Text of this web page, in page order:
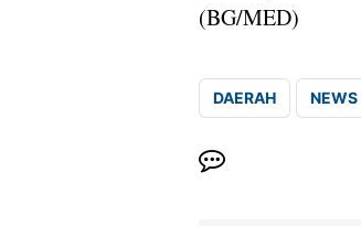
(BG/MED)
DAERAH NEWS